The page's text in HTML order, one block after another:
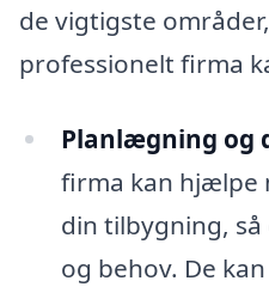
de vigtigste
professionelt firma
Planlægning og
firma kan hjælpe
din tilbygning,
og behov. De